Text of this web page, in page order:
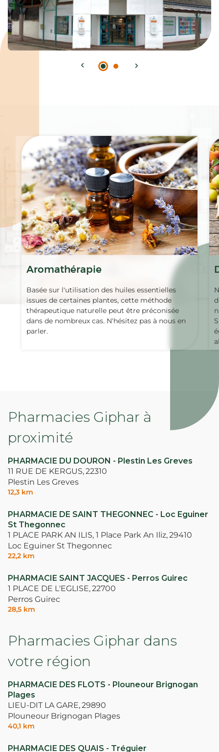
Aromathérapie
Basée sur l'utilisation des huiles essentielles
issues de certaines plantes, cette méthode
thérapeutique naturelle peut être préconisée
dans de nombreux cas. N'hésitez pas à nous en
parler.
Pharmacies Giphar à
proximité
PHARMACIE DU DOURON - Plestin Les Greves
11 RUE DE KERGUS,22310
Plestin Les Greves
12,3 km
PHARMACIE DE SAINT THEGONNEC - Loc Eguiner
St Thegonnec
1 PLACE PARK AN ILIS, 1 Place Park An Iliz,29410
Loc Eguiner St Thegonnec
22,2 km
PHARMACIE SAINT JACQUES - Perros Guirec
1 PLACE DE L'EGLISE,22700
Perros Guirec
28,5 km
Pharmacies Giphar dans
votre région
PHARMACIE DES FLOTS - Plouneour Brignogan
Plages
LIEU-DIT LA GARE,29890
Plouneour Brignogan Plages
40,1 km
PHARMACIE DES QUAIS - Tréguier